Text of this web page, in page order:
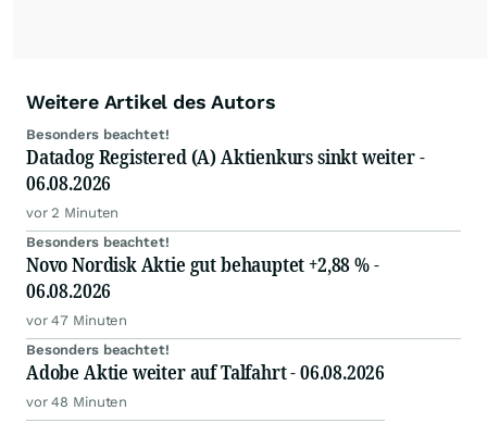
Weitere Artikel des Autors
Besonders beachtet!
Datadog Registered (A) Aktienkurs sinkt weiter -
06.08.2026
vor 2 Minuten
Besonders beachtet!
Novo Nordisk Aktie gut behauptet +2,88 % -
06.08.2026
vor 47 Minuten
Besonders beachtet!
Adobe Aktie weiter auf Talfahrt - 06.08.2026
vor 48 Minuten